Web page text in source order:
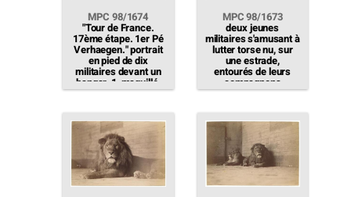
MPC 98/1674
"Tour de France.
17ème étape. 1er Pé
Verhaegen." portrait
en pied de dix
militaires devant un
hangar, 1, maquillé,
est maintenu sur un
autre est sur les
épaules d'un
compagnon
MPC 98/1673
deux jeunes
militaires s'amusant à
lutter torse nu, sur
une estrade,
entourés de leurs
compagnons